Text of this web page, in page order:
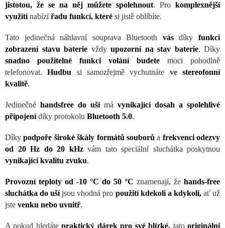
jistotou, že se na něj můžete spolehnout. Pro komplexnější
využitínabízířadu funkcí, které si jistě oblíbíte.
Tato jedinečná náhlavní souprava Bluetooth vásdíkyfunkci
zobrazení stavu baterie vždy upozorní na stav baterie. Díky
snadno použitelné funkci volání budete moci pohodlně
telefonovat.Hudbu si samozřejmě vychutnáte vestereofonní
kvalitě.
Jedinečné handsfree do uší má vynikající dosah a spolehlivé
připojenídíky protokolu Bluetooth 5.0.
Díkypodpoře široké škály formátů souborůa frekvenci odezvy
od 20 Hz do 20 kHz vám tato speciální sluchátka poskytnou
vynikající kvalitu zvuku.
Provozní teploty od -10 °C do 50 °C znamenají, že hands-free
sluchátka do ušíjsou vhodná pro použití kdekoli a kdykoli, ať už
jste venku nebo uvnitř.
A pokud hledátepraktický dárek pro své blízké, tatooriginální